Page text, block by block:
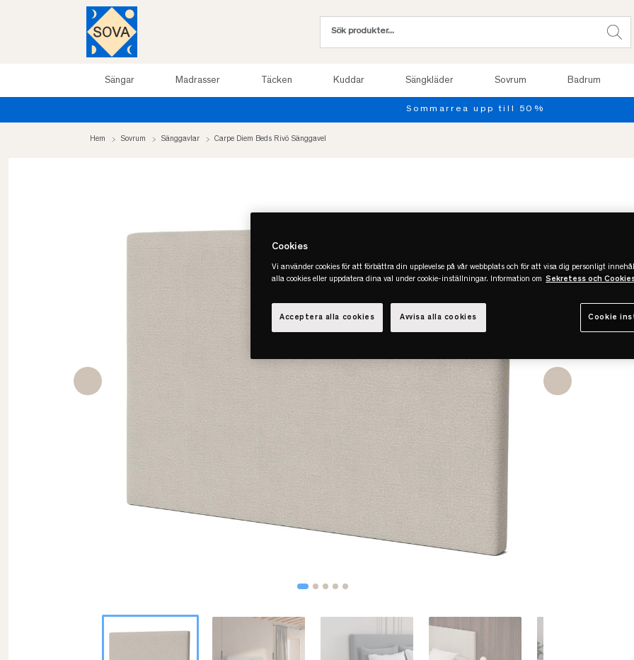
Sängar Madrasser Täcken Kuddar Sängkläder Sovrum Badrum
Hem Sovrum Sänggavlar Carpe Diem Beds Rivö Sänggavel
Cookies
Vi använder cookies för att förbättra din upplevelse på vår webbplats och för att visa dig personligt
alla cookies eller uppdatera dina val under cookie-inställningar. Information om Sekretess och
Cookie
Avvisa alla cookies
Acceptera alla cookies